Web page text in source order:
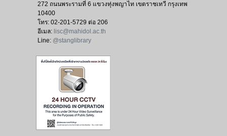
272 ถนนพระรามที่ 6 แขวงทุ่งพญาไท เขตราชเทวี กรุงเทพ
10400
โทร: 02-201-5729 ต่อ 206
อีเมล: lisc@mahidol.ac.th
Line: @stanglibrary